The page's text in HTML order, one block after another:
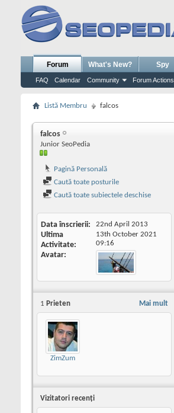
Forum
FAQ Calendar Community Forum Actions
What's New? Spy
Listă Membru falcos
falcos
Junior SeoPedia
Pagină Personală
Caută toate posturile
Caută toate subiectele deschise
Data înscrierii 22nd April 2013
Ultima
Activitate
13th October 2021
09:16
Avatar
Mai mult
1 Prieten
ZimZum
Vizitatori recenţi